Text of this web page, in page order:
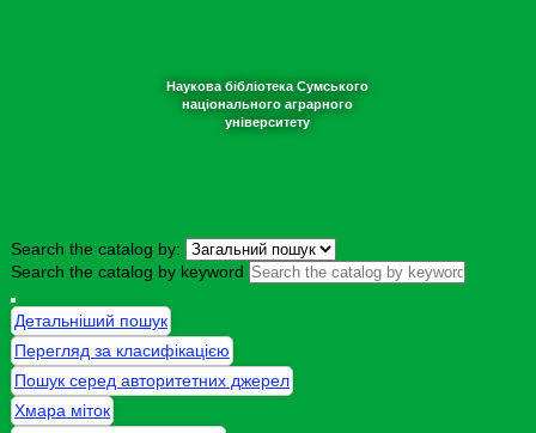
Наукова бібліотека Сумського
національного аграрного
університету
Search the catalog by:
Search the catalog by keyword
Детальніший пошук
Перегляд за класифікацією
Пошук серед авторитетних джерел
Хмара міток